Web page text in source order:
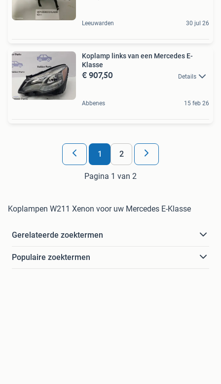
Leeuwarden 30 jul 26
Koplamp links van een Mercedes E-
Klasse
€ 907,50 Details
Abbenes 15 feb 26
1 2
Pagina 1 van 2
Koplampen W211 Xenon voor uw Mercedes E-Klasse
Gerelateerde zoektermen
Populaire zoektermen